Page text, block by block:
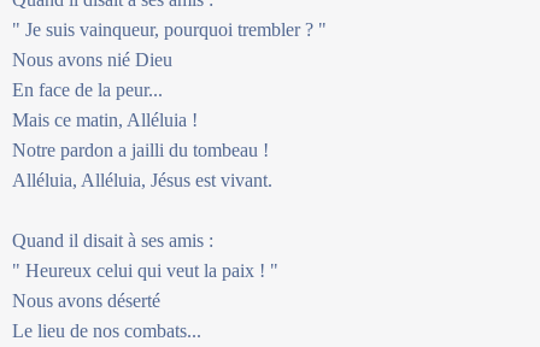
" Je suis vainqueur, pourquoi trembler ? "
Nous avons nié Dieu
En face de la peur...
Mais ce matin, Alléluia !
Notre pardon a jailli du tombeau !
Alléluia, Alléluia, Jésus est vivant.
Quand il disait à ses amis :
" Heureux celui qui veut la paix ! "
Nous avons déserté
Le lieu de nos combats...